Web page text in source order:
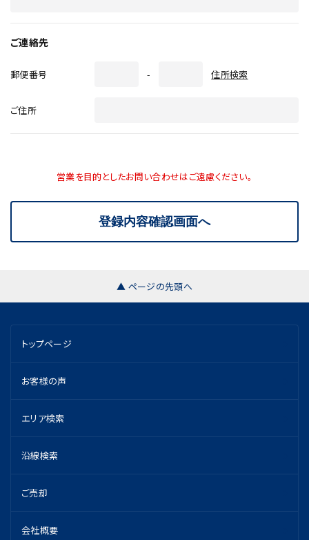
ご連絡先
郵便番号 - 住所検索
ご住所
営業を目的としたお問い合わせはご遠慮ください。
▲ ページの先頭へ
トップページ
お客様の声
エリア検索
沿線検索
ご売却
会社概要